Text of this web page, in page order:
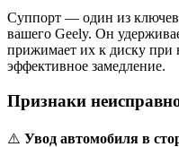
Суппорт — один из
вашего Geely. Он
прижимает их к диску при
эффективное замедление.
Признаки
⚠️ Увод автомобиля в